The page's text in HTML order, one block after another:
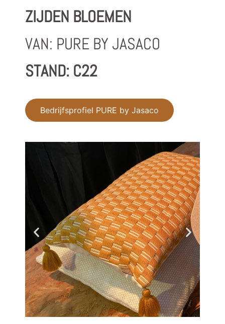
ZIJDEN BLOEMEN
VAN: PURE BY JASACO
STAND: C22
Bedrijfsprofiel PURE by Jasaco